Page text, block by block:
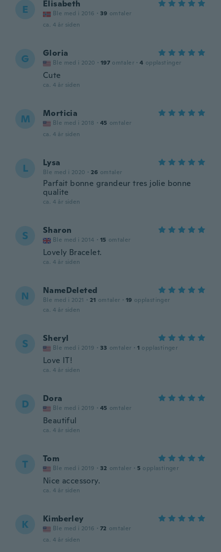
E Elisabeth
Ble med i 2016 · 39 omtaler
ca. 4 år siden
G Gloria
Ble med i 2020 · 197 omtaler · 4 opplastinger
Cute
ca. 4 år siden
M Morticia
Ble med i 2018 · 45 omtaler
ca. 4 år siden
L Lysa
Ble med i 2020 · 26 omtaler
Parfait bonne grandeur tres jolie bonne
qualite
ca. 4 år siden
S Sharon
Ble med i 2014 · 15 omtaler
Lovely Bracelet.
ca. 4 år siden
N NameDeleted
Ble med i 2021 · 21 omtaler · 19 opplastinger
ca. 4 år siden
S Sheryl
Ble med i 2019 · 33 omtaler · 1 opplastinger
Love IT!
ca. 4 år siden
D Dora
Ble med i 2019 · 45 omtaler
Beautiful
ca. 4 år siden
T Tom
Ble med i 2019 · 32 omtaler · 5 opplastinger
Nice accessory.
ca. 4 år siden
K Kimberley
Ble med i 2016 · 72 omtaler
ca. 4 år siden